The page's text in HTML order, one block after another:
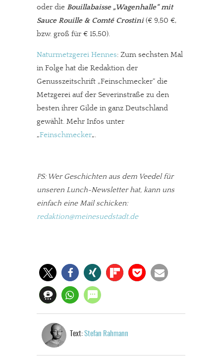
oder die Bouillabaisse „Wagenhalle“ mit
Sauce Rouille & Comté Crostini(€ 9,50 €,
bzw. groß für € 15,50).
Naturmetzgerei Hennes: Zum sechsten Mal
in Folge hat die Redaktion der
Genusszeitschrift „Feinschmecker“ die
Metzgerei auf der Severinstraße zu den
besten ihrer Gilde in ganz Deutschland
gewählt. Mehr Infos unter
„Feinschmecker„.
PS: Wer Geschichten aus dem Veedel für
unseren Lunch-Newsletter hat, kann uns
einfach eine Mail schicken:
redaktion@meinesuedstadt.de
Text: Stefan Rahmann